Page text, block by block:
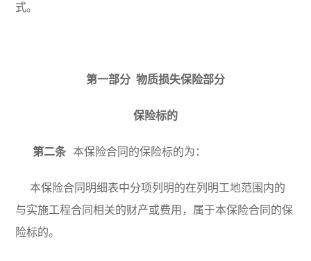
式。
第一部分 物质损失保险部分
保险标的
第二条 本保险合同的保险标的为：
本保险合同明细表中分项列明的在列明工地范围内的
与实施工程合同相关的财产或费用，属于本保险合同的保
险标的。